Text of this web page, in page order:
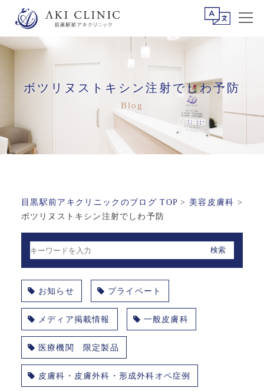
ボツリヌストキシン注射でしわ予防
目黒駅前アキクリニックのブログ TOP> 美容皮膚科 >
ボツリヌストキシン注射でしわ予防
お知らせ プライベート
メディア掲載情報 一般皮膚科
医療機関 限定製品
皮膚科・皮膚外科・形成外科オペ症例